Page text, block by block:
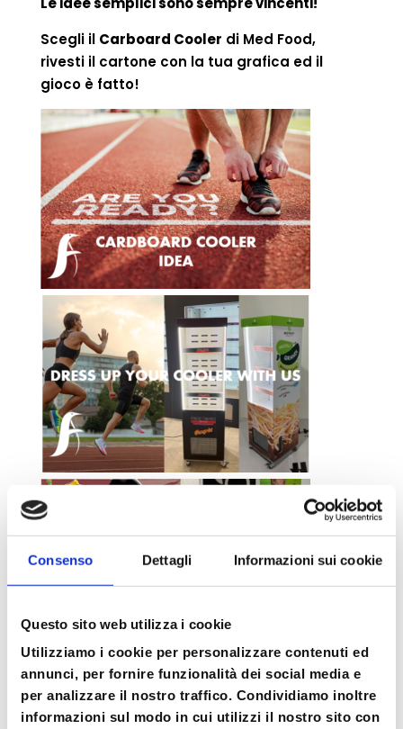
Consenso Dettagli Informazioni sui cookie
Questo sito web utilizza i cookie
Utilizziamo i cookie per personalizzare contenuti ed
annunci, per fornire funzionalità dei social media e
per analizzare il nostro traffico. Condividiamo inoltre
informazioni sul modo in cui utilizzi il nostro sito con
Scegli il Carboard Cooler di Med Food,
rivesti il cartone con la tua grafica ed il
gioco è fatto!